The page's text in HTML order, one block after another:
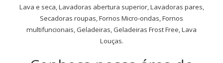
Lava e seca, Lavadoras abertura superior, Lavadoras pares,
Secadoras roupas, Fornos Micro-ondas, Fornos
multifuncionais, Geladeiras, Geladeiras Frost Free, Lava
Louças.